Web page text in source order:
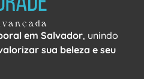
em Salvador, unindo
sua beleza e seu